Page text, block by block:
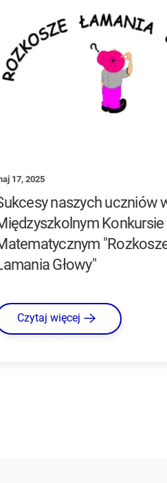
17, 2025
naszych uczniów
Konkursie
Głowy"
Czytaj więcej